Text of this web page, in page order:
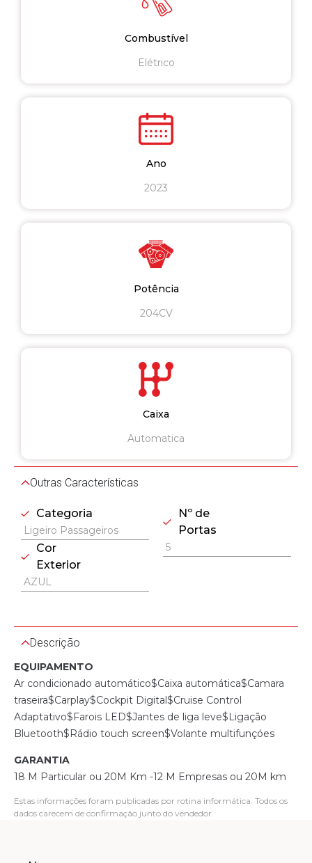
Combustível
Elétrico
Ano
2023
Potência
204CV
Caixa
Automatica
Outras Características
Categoria
Ligeiro Passageiros
Cor
Exterior
AZUL
Nº de
Portas
5
Descrição
EQUIPAMENTO
Ar condicionado automático$Caixa automática$Camara
traseira$Carplay$Cockpit Digital$Cruise Control
Adaptativo$Farois LED$Jantes de liga leve$Ligação
Bluetooth$Rádio touch screen$Volante multifunçóes
GARANTIA
18 M Particular ou 20M Km -12 M Empresas ou 20M km
Estas informações foram publicadas por rotina informática. Todos os
dados carecem de confirmação junto do vendedor.